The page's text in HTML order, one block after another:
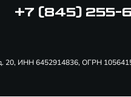
+7 (845) 255-
20, ИНН 6452914836, ОГРН